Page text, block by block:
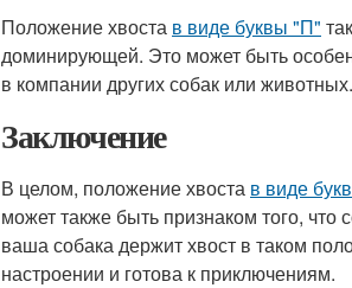
Положение хвоста в виде буквы "П"
доминирующей. Это может быть
в компании других собак или животных.
Заключение
В целом, положение хвоста в виде
может также быть признаком того,
ваша собака держит хвост в таком
настроении и готова к приключениям.